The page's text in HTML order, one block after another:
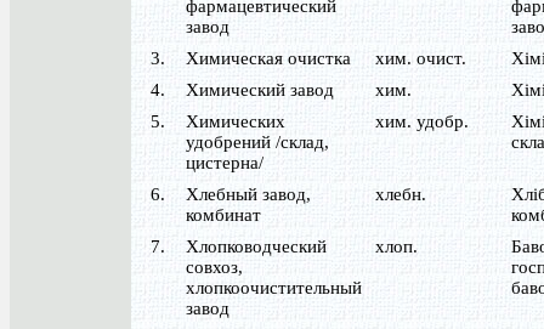
фармацевтический
завод
3.
Химическая очистка хим. очист.
4.
Химический завод хим.
5.
Химических
удобрений /склад,
цистерна/
хим. удобр.
6.
Хлебный завод,
комбинат
хлебн.
7.
Хлопководческий
совхоз,
хлопкоочистительный
завод
хлоп.